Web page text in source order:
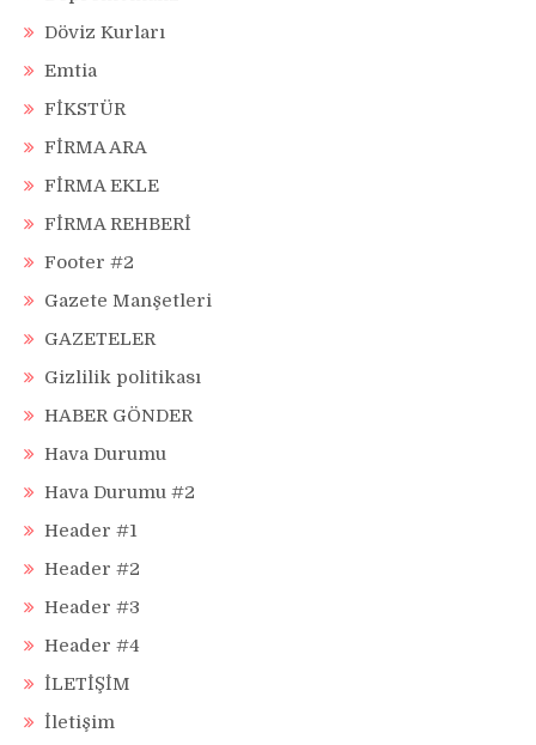
Döviz Kurları
Emtia
FİKSTÜR
FİRMA ARA
FİRMA EKLE
FİRMA REHBERİ
Footer #2
Gazete Manşetleri
GAZETELER
Gizlilik politikası
HABER GÖNDER
Hava Durumu
Hava Durumu #2
Header #1
Header #2
Header #3
Header #4
İLETİŞİM
İletişim